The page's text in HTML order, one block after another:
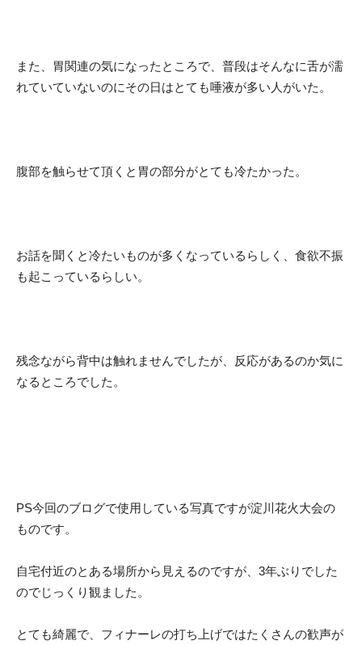
また、胃関連の気になったところで、普段はそんなに舌が濡
れていていないのにその日はとても唾液が多い人がいた。
腹部を触らせて頂くと胃の部分がとても冷たかった。
お話を聞くと冷たいものが多くなっているらしく、食欲不振
も起こっているらしい。
残念ながら背中は触れませんでしたが、反応があるのか気に
なるところでした。
PS今回のブログで使用している写真ですが淀川花火大会の
ものです。
自宅付近のとある場所から見えるのですが、3年ぶりでした
のでじっくり観ました。
とても綺麗で、フィナーレの打ち上げではたくさんの歓声が